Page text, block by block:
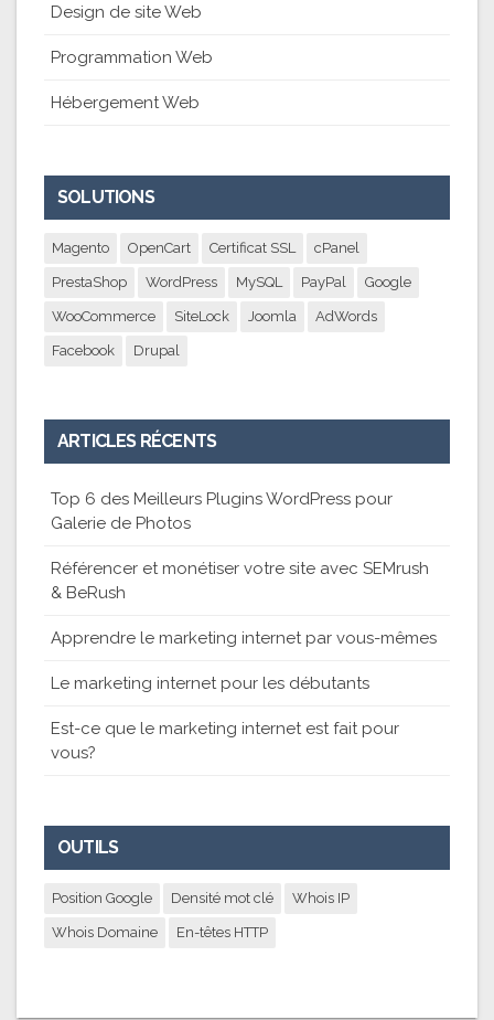
Design de site Web
Programmation Web
Hébergement Web
SOLUTIONS
Magento OpenCart Certificat SSL cPanel
PrestaShop WordPress MySQL PayPal Google
WooCommerce SiteLock Joomla AdWords
Facebook Drupal
ARTICLES RÉCENTS
Top 6 des Meilleurs Plugins WordPress pour
Galerie de Photos
Référencer et monétiser votre site avec SEMrush
& BeRush
Apprendre le marketing internet par vous-mêmes
Le marketing internet pour les débutants
Est-ce que le marketing internet est fait pour
vous?
OUTILS
Position Google Densité mot clé Whois IP
Whois Domaine En-têtes HTTP